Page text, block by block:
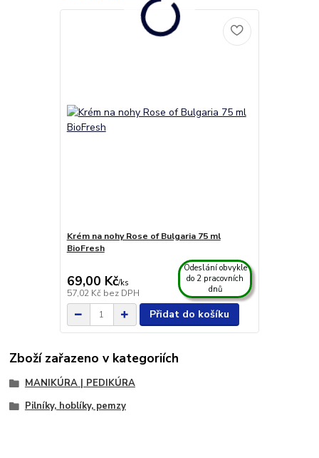
Krém na nohy Rose of Bulgaria 75 ml
BioFresh
69,00 Kč/ks
57,02 Kč bez DPH
Odeslání obvykle
do 2 pracovních
dnů
Přidat do košíku
Zboží zařazeno v kategoriích
MANIKÚRA | PEDIKÚRA
Pilníky, hoblíky, pemzy